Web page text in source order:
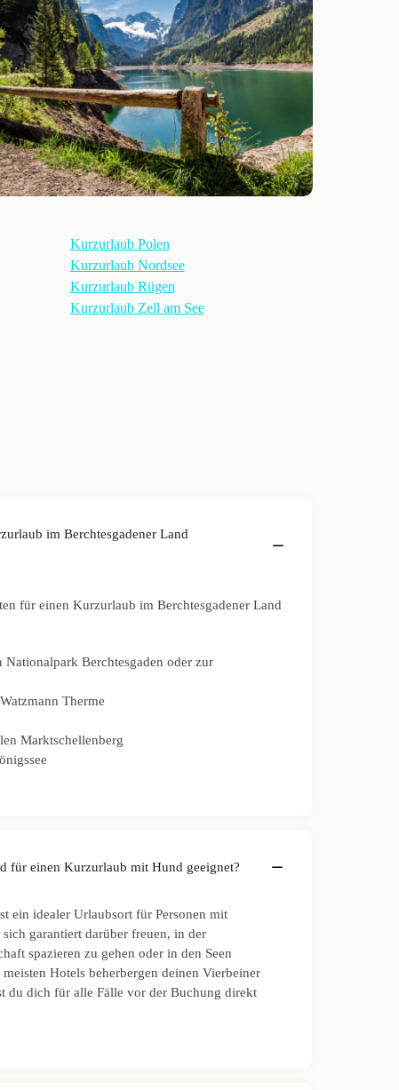
Kurzurlaub Polen
Kurzurlaub Nordsee
Kurzurlaub Rügen
Kurzurlaub Zell am See
im Berchtesgadener Land
für einen Kurzurlaub im Berchtesgadener Land
Nationalpark Berchtesgaden oder zur
Therme
Marktschellenberg
für einen Kurzurlaub mit Hund geeignet?
ein idealer Urlaubsort für Personen mit
garantiert darüber freuen, in der
spazieren zu gehen oder in den Seen
Hotels beherbergen deinen Vierbeiner
du dich für alle Fälle vor der Buchung direkt